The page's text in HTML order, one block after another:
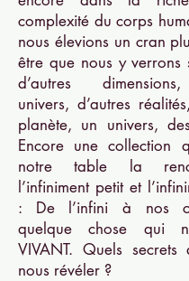
complexité du corps
nous élevions un cran
être que nous y verrons
d’autres
univers, d’autres
planète, un univers,
Encore une collection
notre table la
l’infiniment petit et
: De l’infini à nos
quelque chose qui
VIVANT. Quels secrets
nous révéler ?